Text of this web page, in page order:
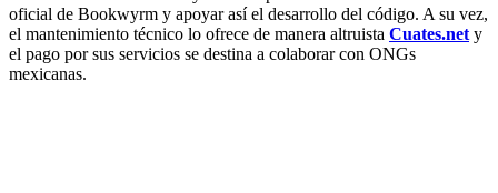
oficial de Bookwyrm y apoyar así el desarrollo del código. A su vez,
el mantenimiento técnico lo ofrece de manera altruista Cuates.net y
el pago por sus servicios se destina a colaborar con ONGs
mexicanas.